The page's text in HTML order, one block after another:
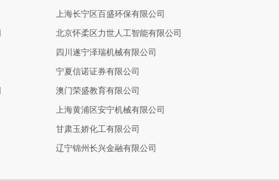
上海长宁区百盛环保有限公司
北京怀柔区力世人工智能有限公司
四川遂宁泽瑞机械有限公司
宁夏信诺证券有限公司
澳门荣盛教育有限公司
上海黄浦区安宁机械有限公司
甘肃玉娇化工有限公司
辽宁锦州长兴金融有限公司